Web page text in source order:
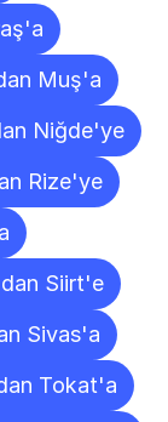
Muş'a
Niğde'ye
Rize'ye
Siirt'e
Sivas'a
Tokat'a